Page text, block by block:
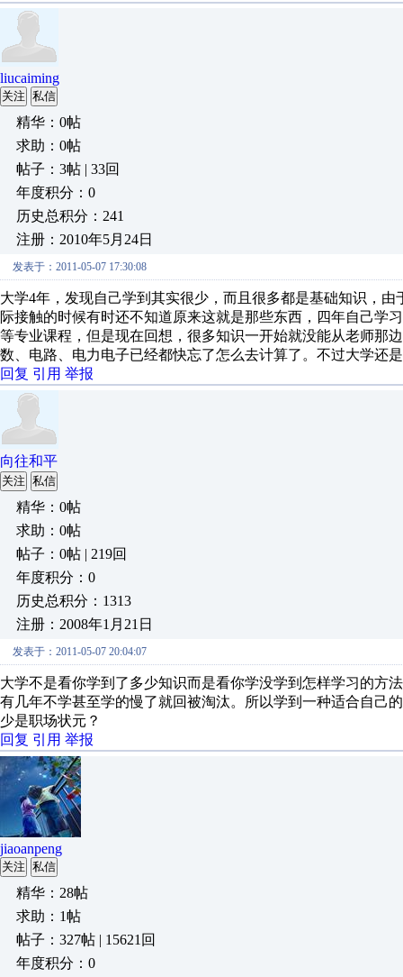
liucaiming
关注 私信
精华：0帖
求助：0帖
帖子：3帖 | 33回
年度积分：0
历史总积分：241
注册：2010年5月24日
发表于：2011-05-07 17:30:08
大学4年，发现自己学到其实很少，而且很多都是基础知识，
际接触的时候有时还不知道原来这就是那些东西，四年自己学
等专业课程，但是现在回想，很多知识一开始就没能从老师那
数、电路、电力电子已经都快忘了怎么去计算了。不过大学还
回复 引用 举报
向往和平
关注 私信
精华：0帖
求助：0帖
帖子：0帖 | 219回
年度积分：0
历史总积分：1313
注册：2008年1月21日
发表于：2011-05-07 20:04:07
大学不是看你学到了多少知识而是看你学没学到怎样学习的方
有几年不学甚至学的慢了就回被淘汰。所以学到一种适合自己
少是职场状元？
回复 引用 举报
jiaoanpeng
关注 私信
精华：28帖
求助：1帖
帖子：327帖 | 15621回
年度积分：0